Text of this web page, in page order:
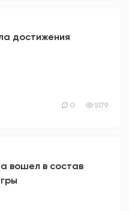
достижения
0 5179
вошел в состав